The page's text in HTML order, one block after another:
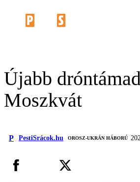
Újabb
Moszkvát
P PestiSrácok.hu ‎ OROSZ-UKRÁN HÁBORÚ